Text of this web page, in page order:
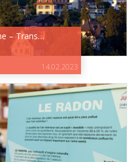
– Trans…
14.02.2023